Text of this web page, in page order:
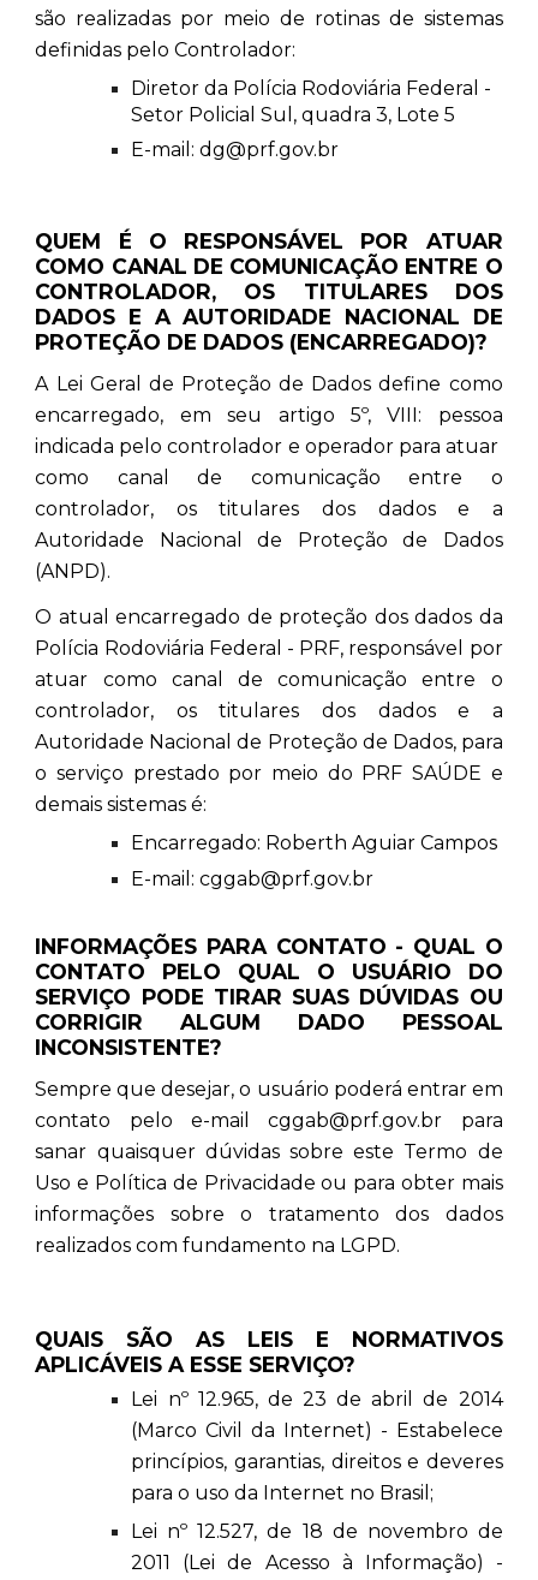
são realizadas por meio de rotinas de sistemas
definidas pelo Controlador:
Diretor da Polícia Rodoviária Federal -
Setor Policial Sul, quadra 3, Lote 5
E-mail: dg@prf.gov.br
QUEM É O RESPONSÁVEL POR ATUAR
COMO CANAL DE COMUNICAÇÃO ENTRE O
CONTROLADOR, OS TITULARES DOS
DADOS E A AUTORIDADE NACIONAL DE
PROTEÇÃO DE DADOS (ENCARREGADO)?
A Lei Geral de Proteção de Dados define como
encarregado, em seu artigo 5º, VIII: pessoa
indicada pelo controlador e operador para atuar
como canal de comunicação entre o
controlador, os titulares dos dados e a
Autoridade Nacional de Proteção de Dados
(ANPD).
O atual encarregado de proteção dos dados da
Polícia Rodoviária Federal - PRF, responsável por
atuar como canal de comunicação entre o
controlador, os titulares dos dados e a
Autoridade Nacional de Proteção de Dados, para
o serviço prestado por meio do PRF SAÚDE e
demais sistemas é:
Encarregado: Roberth Aguiar Campos
E-mail: cggab@prf.gov.br
INFORMAÇÕES PARA CONTATO - QUAL O
CONTATO PELO QUAL O USUÁRIO DO
SERVIÇO PODE TIRAR SUAS DÚVIDAS OU
CORRIGIR ALGUM DADO PESSOAL
INCONSISTENTE?
Sempre que desejar, o usuário poderá entrar em
contato pelo e-mail cggab@prf.gov.br para
sanar quaisquer dúvidas sobre este Termo de
Uso e Política de Privacidade ou para obter mais
informações sobre o tratamento dos dados
realizados com fundamento na LGPD.
QUAIS SÃO AS LEIS E NORMATIVOS
APLICÁVEIS A ESSE SERVIÇO?
Lei nº 12.965, de 23 de abril de 2014
(Marco Civil da Internet) - Estabelece
princípios, garantias, direitos e deveres
para o uso da Internet no Brasil;
Lei nº 12.527, de 18 de novembro de
2011 (Lei de Acesso à Informação) -